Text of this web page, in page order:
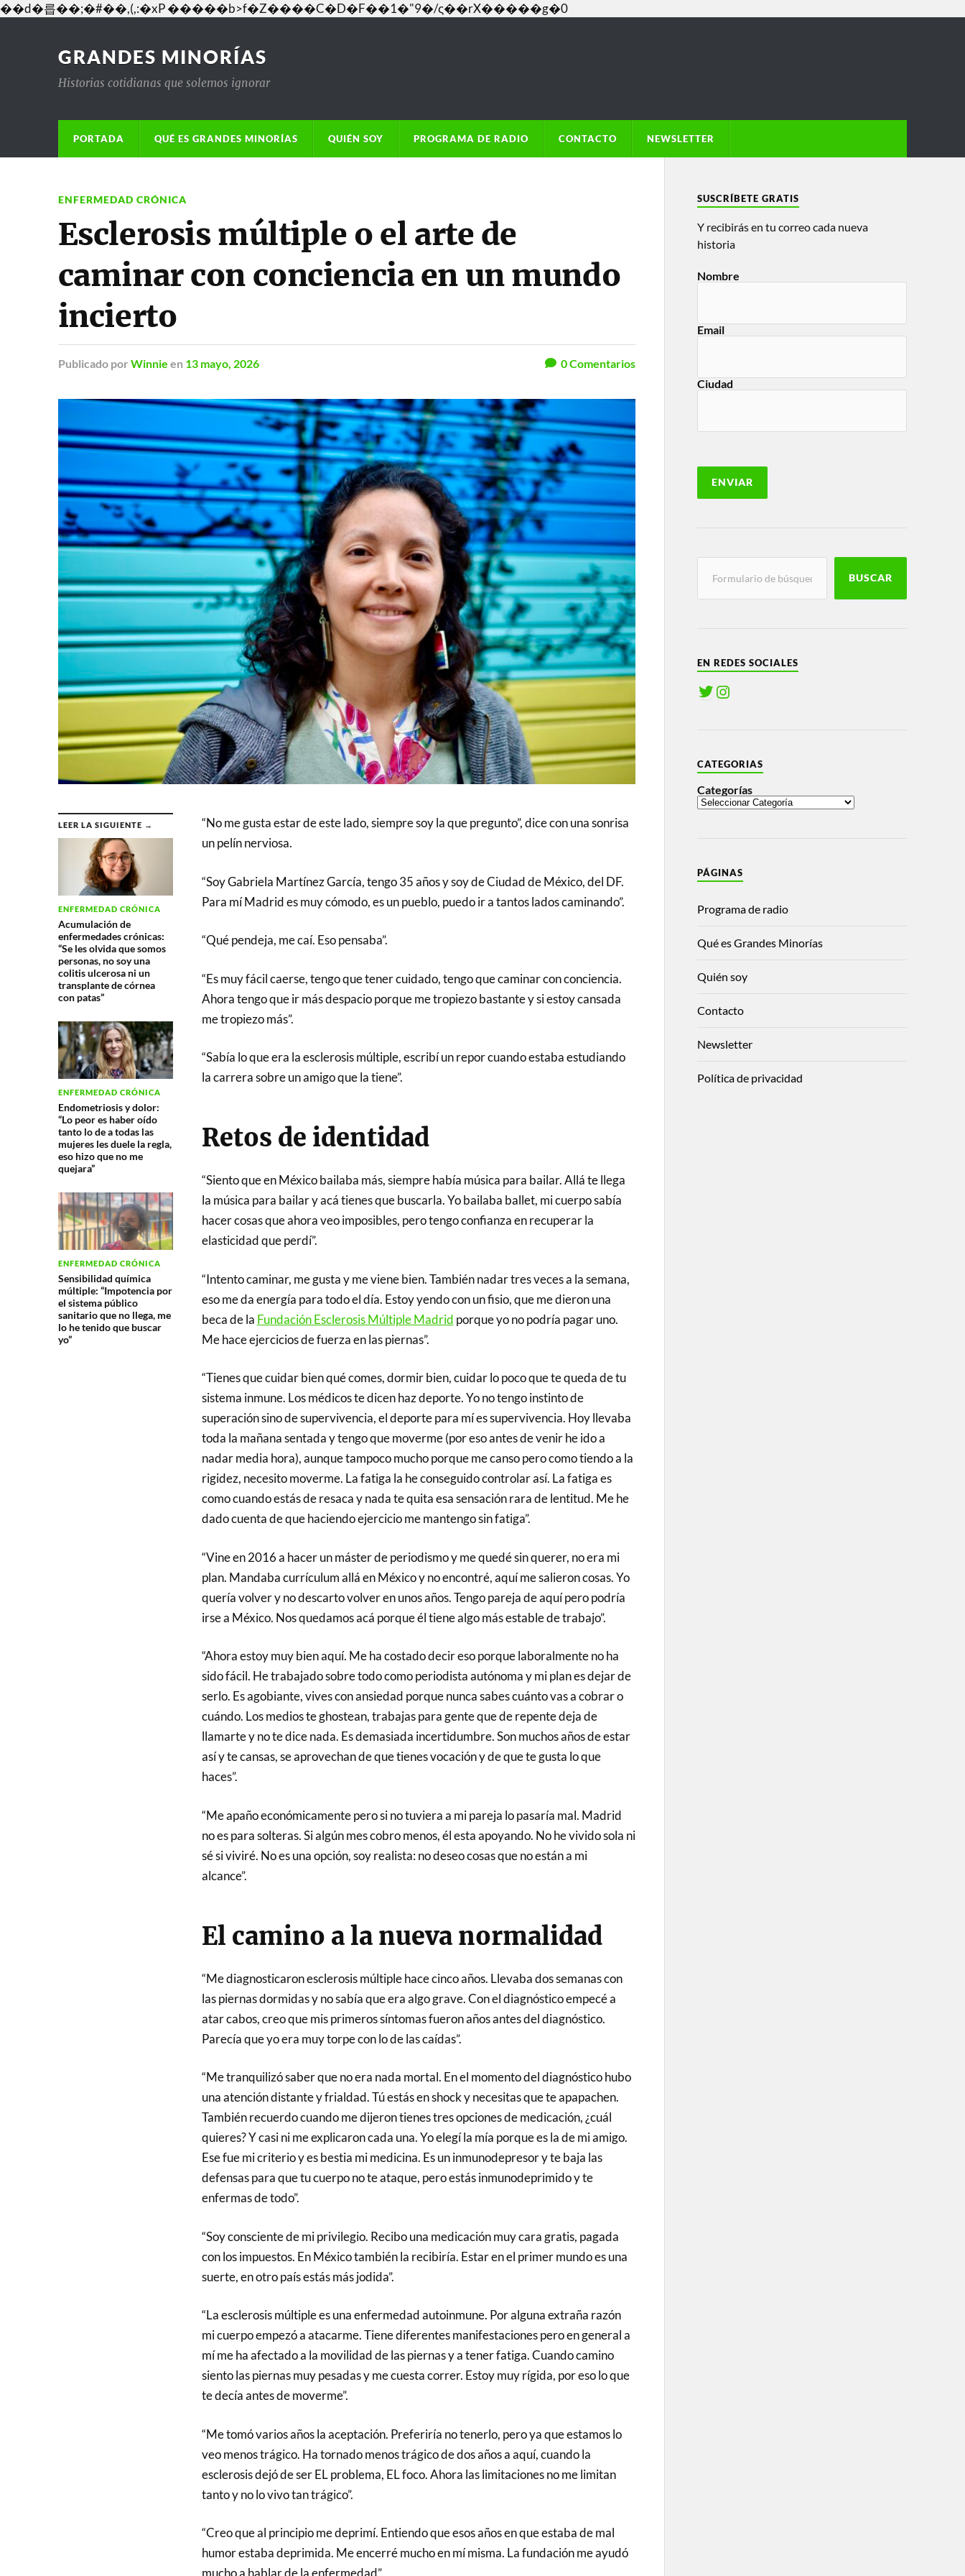
��d�릅��;�#��,(,:�xP �����b>f�Z����C�D�F��1�"9�/ς��rX�����g�0
GRANDES MINORÍAS
Historias cotidianas que solemos ignorar
PORTADA QUÉ ES GRANDES MINORÍAS QUIÉN SOY PROGRAMA DE RADIO CONTACTO NEWSLETTER
ENFERMEDAD CRÓNICA
Esclerosis múltiple o el arte de
caminar con conciencia en un mundo
incierto
Publicado por Winnie en 13 mayo, 2026 0Comentarios
LEER LA SIGUIENTE →
ENFERMEDAD CRÓNICA
Acumulación de
enfermedades crónicas:
“Se les olvida que somos
personas, no soy una
colitis ulcerosa ni un
transplante de córnea
con patas”
ENFERMEDAD CRÓNICA
Endometriosis y dolor:
“Lo peor es haber oído
tanto lo de a todas las
mujeres les duele la regla,
eso hizo que no me
quejara”
ENFERMEDAD CRÓNICA
Sensibilidad química
múltiple: “Impotencia por
el sistema público
sanitario que no llega, me
lo he tenido que buscar
yo”
“No me gusta estar de este lado, siempre soy la que pregunto”, dice con una sonrisa
un pelín nerviosa.
“Soy Gabriela Martínez García, tengo 35 años y soy de Ciudad de México, del DF.
Para mí Madrid es muy cómodo, es un pueblo, puedo ir a tantos lados caminando”.
“Qué pendeja, me caí. Eso pensaba”.
“Es muy fácil caerse, tengo que tener cuidado, tengo que caminar con conciencia.
Ahora tengo que ir más despacio porque me tropiezo bastante y si estoy cansada
me tropiezo más”.
“Sabía lo que era la esclerosis múltiple, escribí un repor cuando estaba estudiando
la carrera sobre un amigo que la tiene”.
Retos de identidad
“Siento que en México bailaba más, siempre había música para bailar. Allá te llega
la música para bailar y acá tienes que buscarla. Yo bailaba ballet, mi cuerpo sabía
hacer cosas que ahora veo imposibles, pero tengo confianza en recuperar la
elasticidad que perdí”.
“Intento caminar, me gusta y me viene bien. También nadar tres veces a la semana,
eso me da energía para todo el día. Estoy yendo con un fisio, que me dieron una
beca de la Fundación Esclerosis Múltiple Madrid porque yo no podría pagar uno.
Me hace ejercicios de fuerza en las piernas”.
“Tienes que cuidar bien qué comes, dormir bien, cuidar lo poco que te queda de tu
sistema inmune. Los médicos te dicen haz deporte. Yo no tengo instinto de
superación sino de supervivencia, el deporte para mí es supervivencia. Hoy llevaba
toda la mañana sentada y tengo que moverme (por eso antes de venir he ido a
nadar media hora), aunque tampoco mucho porque me canso pero como tiendo a la
rigidez, necesito moverme. La fatiga la he conseguido controlar así. La fatiga es
como cuando estás de resaca y nada te quita esa sensación rara de lentitud. Me he
dado cuenta de que haciendo ejercicio me mantengo sin fatiga”.
“Vine en 2016 a hacer un máster de periodismo y me quedé sin querer, no era mi
plan. Mandaba currículum allá en México y no encontré, aquí me salieron cosas. Yo
quería volver y no descarto volver en unos años. Tengo pareja de aquí pero podría
irse a México. Nos quedamos acá porque él tiene algo más estable de trabajo”.
“Ahora estoy muy bien aquí. Me ha costado decir eso porque laboralmente no ha
sido fácil. He trabajado sobre todo como periodista autónoma y mi plan es dejar de
serlo. Es agobiante, vives con ansiedad porque nunca sabes cuánto vas a cobrar o
cuándo. Los medios te ghostean, trabajas para gente que de repente deja de
llamarte y no te dice nada. Es demasiada incertidumbre. Son muchos años de estar
así y te cansas, se aprovechan de que tienes vocación y de que te gusta lo que
haces”.
“Me apaño económicamente pero si no tuviera a mi pareja lo pasaría mal. Madrid
no es para solteras. Si algún mes cobro menos, él esta apoyando. No he vivido sola ni
sé si viviré. No es una opción, soy realista: no deseo cosas que no están a mi
alcance”.
El camino a la nueva normalidad
“Me diagnosticaron esclerosis múltiple hace cinco años. Llevaba dos semanas con
las piernas dormidas y no sabía que era algo grave. Con el diagnóstico empecé a
atar cabos, creo que mis primeros síntomas fueron años antes del diagnóstico.
Parecía que yo era muy torpe con lo de las caídas”.
“Me tranquilizó saber que no era nada mortal. En el momento del diagnóstico hubo
una atención distante y frialdad. Tú estás en shock y necesitas que te apapachen.
También recuerdo cuando me dijeron tienes tres opciones de medicación, ¿cuál
quieres? Y casi ni me explicaron cada una. Yo elegí la mía porque es la de mi amigo.
Ese fue mi criterio y es bestia mi medicina. Es un inmunodepresor y te baja las
defensas para que tu cuerpo no te ataque, pero estás inmunodeprimido y te
enfermas de todo”.
“Soy consciente de mi privilegio. Recibo una medicación muy cara gratis, pagada
con los impuestos. En México también la recibiría. Estar en el primer mundo es una
suerte, en otro país estás más jodida”.
“La esclerosis múltiple es una enfermedad autoinmune. Por alguna extraña razón
mi cuerpo empezó a atacarme. Tiene diferentes manifestaciones pero en general a
mí me ha afectado a la movilidad de las piernas y a tener fatiga. Cuando camino
siento las piernas muy pesadas y me cuesta correr. Estoy muy rígida, por eso lo que
te decía antes de moverme”.
“Me tomó varios años la aceptación. Preferiría no tenerlo, pero ya que estamos lo
veo menos trágico. Ha tornado menos trágico de dos años a aquí, cuando la
esclerosis dejó de ser EL problema, EL foco. Ahora las limitaciones no me limitan
tanto y no lo vivo tan trágico”.
“Creo que al principio me deprimí. Entiendo que esos años en que estaba de mal
humor estaba deprimida. Me encerré mucho en mí misma. La fundación me ayudó
mucho a hablar de la enfermedad”.
SUSCRÍBETE GRATIS
Y recibirás en tu correo cada nueva
historia
Nombre
Email
Ciudad
BUSCAR
EN REDES SOCIALES
CATEGORIAS
Categorías
PÁGINAS
Programa de radio
Qué es Grandes Minorías
Quién soy
Contacto
Newsletter
Política de privacidad